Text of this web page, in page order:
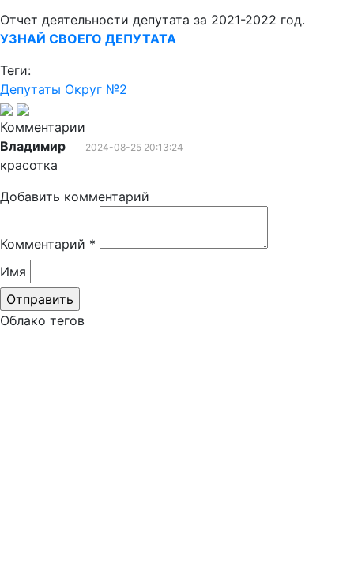
Отчет деятельности депутата за 2021-2022 год.
УЗНАЙ СВОЕГО ДЕПУТАТА
Теги:
Депутаты Округ №2
Комментарии
Владимир
2024-08-25 20:13:24
красотка
Добавить комментарий
Комментарий *
Имя
Облако тегов